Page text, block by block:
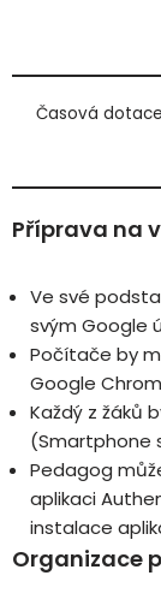
Časová dotace
Příprava na
Ve své
svým Google
Počítače by
Google
Každý z žáků
(Smartphone
Pedagog
aplikaci
instalace
Organizace